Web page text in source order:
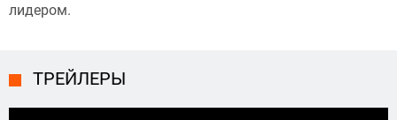
лидером.
ТРЕЙЛЕРЫ